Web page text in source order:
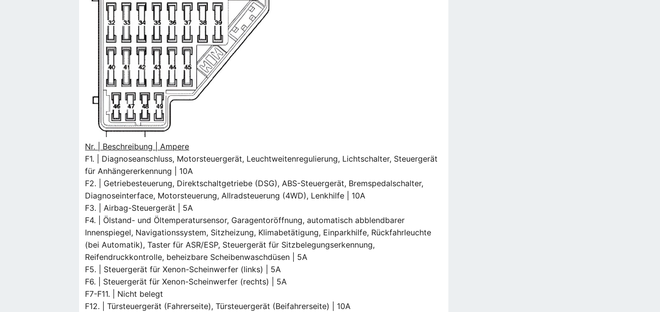
Nr. | Beschreibung | Ampere
F1. | Diagnoseanschluss, Motorsteuergerät, Leuchtweitenregulierung, Lichtschalter, Steuergerät
für Anhängererkennung | 10A
F2. | Getriebesteuerung, Direktschaltgetriebe (DSG), ABS-Steuergerät, Bremspedalschalter,
Diagnoseinterface, Motorsteuerung, Allradsteuerung (4WD), Lenkhilfe | 10A
F3. | Airbag-Steuergerät | 5A
F4. | Ölstand- und Öltemperatursensor, Garagentoröffnung, automatisch abblendbarer
Innenspiegel, Navigationssystem, Sitzheizung, Klimabetätigung, Einparkhilfe, Rückfahrleuchte
(bei Automatik), Taster für ASR/ESP, Steuergerät für Sitzbelegungserkennung,
Reifendruckkontrolle, beheizbare Scheibenwaschdüsen | 5A
F5. | Steuergerät für Xenon-Scheinwerfer (links) | 5A
F6. | Steuergerät für Xenon-Scheinwerfer (rechts) | 5A
F7-F11. | Nicht belegt
F12. | Türsteuergerät (Fahrerseite), Türsteuergerät (Beifahrerseite) | 10A